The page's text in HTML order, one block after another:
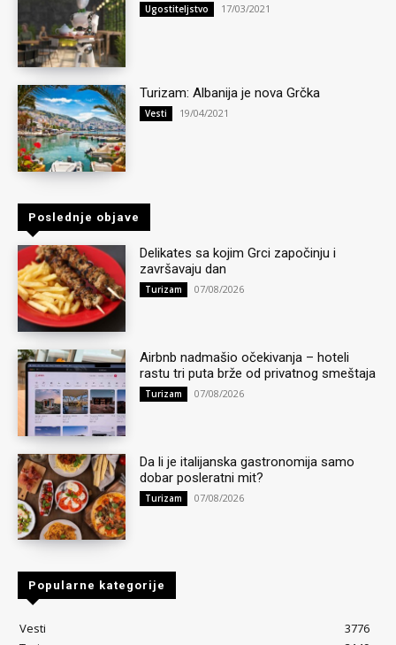
Ugostiteljstvo 17/03/2021
Turizam: Albanija je nova Grčka
Vesti 19/04/2021
Poslednje objave
Delikates sa kojim Grci započinju i
završavaju dan
Turizam 07/08/2026
Airbnb nadmašio očekivanja – hoteli
rastu tri puta brže od privatnog smeštaja
Turizam 07/08/2026
Da li je italijanska gastronomija samo
dobar posleratni mit?
Turizam 07/08/2026
Popularne kategorije
Vesti
3776